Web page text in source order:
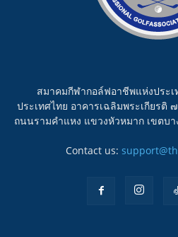
สมาคมกีฬากอล์ฟอาชีพแห่งประเ
ประเทศไทย อาคารเฉลิมพระเกียรติ
ถนนรามคำแหง แขวงหัวหมาก เขตบ
Contact us: